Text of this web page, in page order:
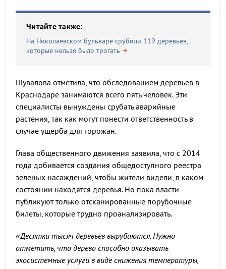
Читайте также:
На Николаевском бульваре срубили 119 деревьев,
которые нельзя было трогать
Шувалова отметила, что обследованием деревьев в
Краснодаре занимаются всего пять человек. Эти
специалисты вынуждены срубать аварийные
растения, так как могут понести ответственность в
случае ущерба для горожан.
Глава общественного движения заявила, что с 2014
года добивается создания общедоступного реестра
зеленых насаждений, чтобы жители видели, в каком
состоянии находятся деревья. Но пока власти
публикуют только отсканированные порубочные
билеты, которые трудно проанализировать.
«Десятки тысяч деревьев вырубаются. Нужно
отметить, что дерево способно оказывать
экосистемные услуги в виде снижения температуры,